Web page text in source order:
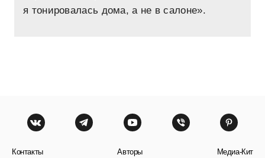
я тонировалась дома, а не в салоне».
Контакты Авторы Медиа-Кит